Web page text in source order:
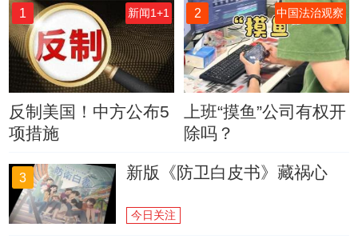
1 新闻1+1
反制美国！中方公布5
项措施
2 中国法治观察
上班“摸鱼”公司有权开
除吗？
3 新版《防卫白皮书》藏祸心
今日关注